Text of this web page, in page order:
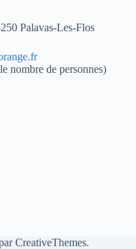
Palavas-Les-Flos
nombre de personnes)
CreativeThemes.